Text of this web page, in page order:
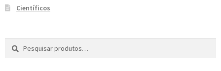
Científicos
Pesquisar